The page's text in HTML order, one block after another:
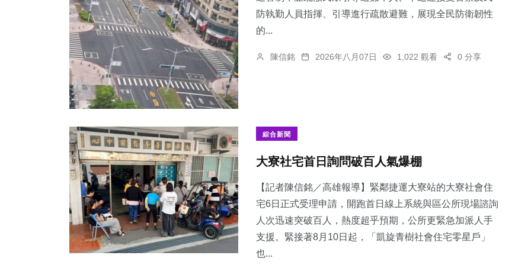
防執勤人員指揮、引導進行疏散避難，展現全民防衛韌性
的...
陳信銘 2026年八月07日 1,022 觀看 0 分享
綜合新聞
大寮社宅首日詢問破百人氣爆棚
【記者陳信銘／高雄報導】緊鄰捷運大寮站的大寮社會住
宅6日正式受理申請，開跑首日線上系統與區公所現場諮詢
人次迅速突破百人，熱度超乎預期，公所更緊急加派人手
支援。緊接著8月10日起，「凱旋青樹社會住宅零星戶」
也...